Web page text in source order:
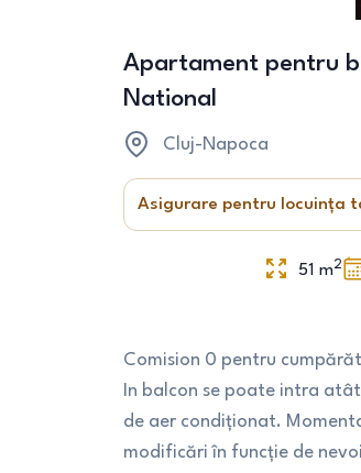
Apartament pentru
National
Cluj-Napoca
Asigurare pentru locuința
51 m2
Comision 0 pentru
In balcon se poate intra
de aer condiționat.
modificări în funcție de